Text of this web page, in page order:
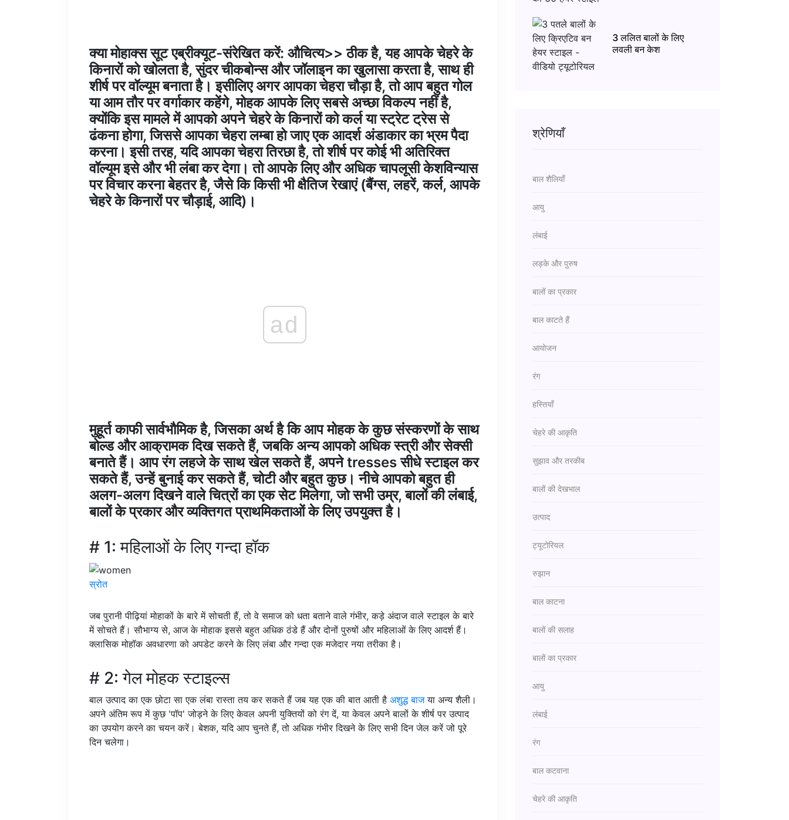
क्या मोहाक्स सूट एब्रीक्यूट-संरेखित करें: औचित्य>> ठीक है, यह आपके चेहरे के
किनारों को खोलता है, सुंदर चीकबोन्स और जॉलाइन का खुलासा करता है, साथ ही
शीर्ष पर वॉल्यूम बनाता है। इसीलिए अगर आपका चेहरा चौड़ा है, तो आप बहुत गोल
या आम तौर पर वर्गाकार कहेंगे, मोहक आपके लिए सबसे अच्छा विकल्प नहीं है,
क्योंकि इस मामले में आपको अपने चेहरे के किनारों को कर्ल या स्ट्रेट ट्रेस से
ढंकना होगा, जिससे आपका चेहरा लम्बा हो जाए एक आदर्श अंडाकार का भ्रम पैदा
करना। इसी तरह, यदि आपका चेहरा तिरछा है, तो शीर्ष पर कोई भी अतिरिक्त
वॉल्यूम इसे और भी लंबा कर देगा। तो आपके लिए और अधिक चापलूसी केशविन्यास
पर विचार करना बेहतर है, जैसे कि किसी भी क्षैतिज रेखाएं (बैंग्स, लहरें, कर्ल, आपके
चेहरे के किनारों पर चौड़ाई, आदि)।
ad
मुहूर्त काफी सार्वभौमिक है, जिसका अर्थ है कि आप मोहक के कुछ संस्करणों के साथ
बोल्ड और आक्रामक दिख सकते हैं, जबकि अन्य आपको अधिक स्त्री और सेक्सी
बनाते हैं। आप रंग लहजे के साथ खेल सकते हैं, अपने tresses सीधे स्टाइल कर
सकते हैं, उन्हें बुनाई कर सकते हैं, चोटी और बहुत कुछ। नीचे आपको बहुत ही
अलग-अलग दिखने वाले चित्रों का एक सेट मिलेगा, जो सभी उम्र, बालों की लंबाई,
बालों के प्रकार और व्यक्तिगत प्राथमिकताओं के लिए उपयुक्त है।
# 1: महिलाओं के लिए गन्दा हॉक
स्रोत
जब पुरानी पीढ़ियां मोहाकों के बारे में सोचती हैं, तो वे समाज को धता बताने वाले गंभीर, कड़े अंदाज वाले स्टाइल के बारे
में सोचते हैं। सौभाग्य से, आज के मोहाक इससे बहुत अधिक ठंडे हैं और दोनों पुरुषों और महिलाओं के लिए आदर्श हैं।
क्लासिक मोहॉक अवधारणा को अपडेट करने के लिए लंबा और गन्दा एक मजेदार नया तरीका है।
# 2: गेल मोहक स्टाइल्स
बाल उत्पाद का एक छोटा सा एक लंबा रास्ता तय कर सकते हैं जब यह एक की बात आती है अशुद्ध बाजया अन्य शैली।
अपने अंतिम रूप में कुछ 'पॉप' जोड़ने के लिए केवल अपनी युक्तियों को रंग दें, या केवल अपने बालों के शीर्ष पर उत्पाद
का उपयोग करने का चयन करें। बेशक, यदि आप चुनते हैं, तो अधिक गंभीर दिखने के लिए सभी दिन जेल करें जो पूरे
दिन चलेगा।
3 ललित बालों के लिए
लवली बन केश
श्रेणियाँ
बाल शैलियाँ
आयु
लंबाई
लड़के और पुरुष
बालों का प्रकार
बाल काटते हैं
आयोजन
रंग
हस्तियाँ
चेहरे की आकृति
सुझाव और तरकीब
बालों की देखभाल
उत्पाद
ट्यूटोरियल
रुझान
बाल काटना
बालों की सलाह
बालों का प्रकार
आयु
लंबाई
रंग
बाल कटवाना
चेहरे की आकृति